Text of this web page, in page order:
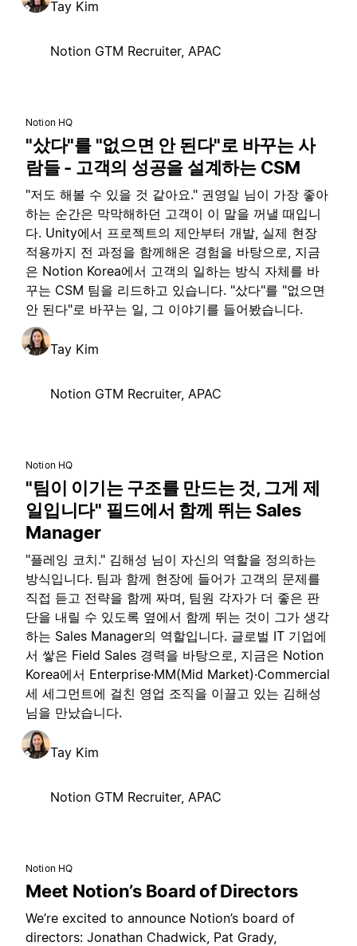
Tay Kim
Notion GTM Recruiter, APAC
Notion HQ
"샀다"를 "없으면 안 된다"로 바꾸는 사
람들 - 고객의 성공을 설계하는 CSM
"저도 해볼 수 있을 것 같아요." 권영일 님이 가장 좋아
하는 순간은 막막해하던 고객이 이 말을 꺼낼 때입니
다. Unity에서 프로젝트의 제안부터 개발, 실제 현장
적용까지 전 과정을 함께해온 경험을 바탕으로, 지금
은 Notion Korea에서 고객의 일하는 방식 자체를 바
꾸는 CSM 팀을 리드하고 있습니다. "샀다"를 "없으면
안 된다"로 바꾸는 일, 그 이야기를 들어봤습니다.
Tay Kim
Notion GTM Recruiter, APAC
Notion HQ
"팀이 이기는 구조를 만드는 것, 그게 제
일입니다" 필드에서 함께 뛰는 Sales
Manager
"플레잉 코치." 김해성 님이 자신의 역할을 정의하는
방식입니다. 팀과 함께 현장에 들어가 고객의 문제를
직접 듣고 전략을 함께 짜며, 팀원 각자가 더 좋은 판
단을 내릴 수 있도록 옆에서 함께 뛰는 것이 그가 생각
하는 Sales Manager의 역할입니다. 글로벌 IT 기업에
서 쌓은 Field Sales 경력을 바탕으로, 지금은 Notion
Korea에서 Enterprise·MM(Mid Market)·Commercial
세 세그먼트에 걸친 영업 조직을 이끌고 있는 김해성
님을 만났습니다.
Tay Kim
Notion GTM Recruiter, APAC
Notion HQ
Meet Notion’s Board of Directors
We’re excited to announce Notion’s board of
directors: Jonathan Chadwick, Pat Grady,